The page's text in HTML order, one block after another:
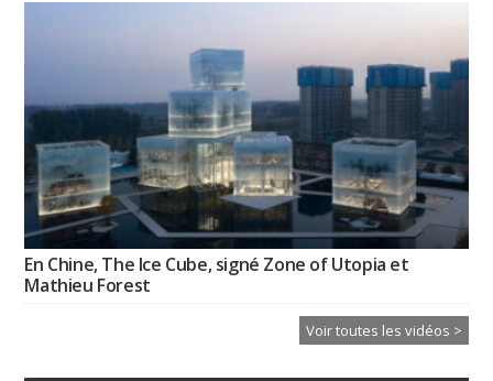
En Chine, The Ice Cube, signé Zone of Utopia et
Mathieu Forest
Voir toutes les vidéos >